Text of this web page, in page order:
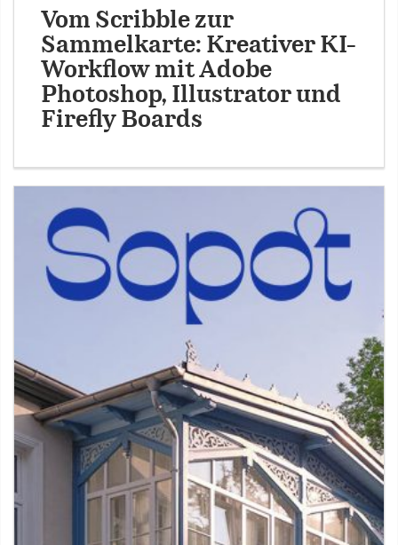
Vom Scribble zur
Sammelkarte: Kreativer KI-
Workflow mit Adobe
Photoshop, Illustrator und
Firefly Boards